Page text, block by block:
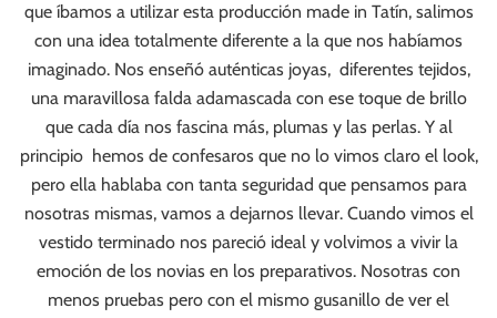
que íbamos a utilizar esta producción made in Tatín, salimos
con una idea totalmente diferente a la que nos habíamos
imaginado. Nos enseñó auténticas joyas, diferentes tejidos,
una maravillosa falda adamascada con ese toque de brillo
que cada día nos fascina más, plumas y las perlas. Y al
principio hemos de confesaros que no lo vimos claro el look,
pero ella hablaba con tanta seguridad que pensamos para
nosotras mismas, vamos a dejarnos llevar. Cuando vimos el
vestido terminado nos pareció ideal y volvimos a vivir la
emoción de los novias en los preparativos. Nosotras con
menos pruebas pero con el mismo gusanillo de ver el